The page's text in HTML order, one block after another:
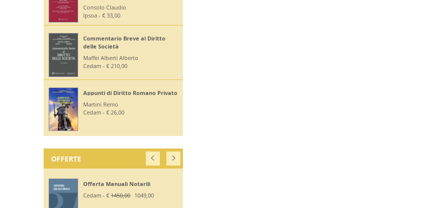
Consolo Claudio
Ipsoa - € 33,00
Commentario Breve al Diritto
delle Società
Maffei Alberti Alberto
Cedam - € 210,00
Appunti di Diritto Romano Privato
Martini Remo
Cedam - € 26,00
OFFERTE
Offerta Manuali Notarili
Cedam - € 1450,00 1049,00